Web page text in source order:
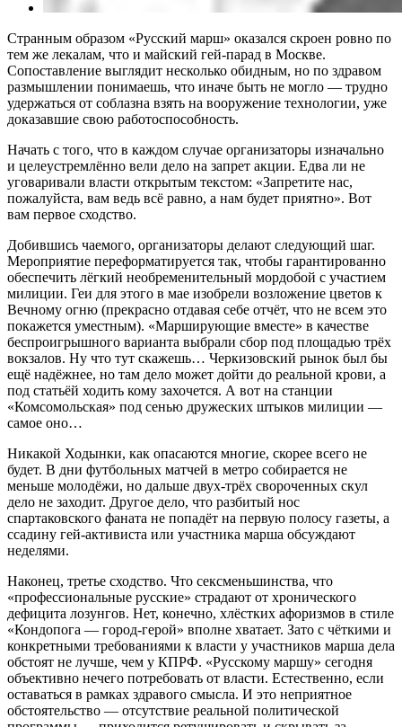
Странным образом «Русский марш» оказался скроен ровно по
тем же лекалам, что и майский гей-парад в Москве.
Сопоставление выглядит несколько обидным, но по здравом
размышлении понимаешь, что иначе быть не могло — трудно
удержаться от соблазна взять на вооружение технологии, уже
доказавшие свою работоспособность.
Начать с того, что в каждом случае организаторы изначально
и целеустремлённо вели дело на запрет акции. Едва ли не
уговаривали власти открытым текстом: «Запретите нас,
пожалуйста, вам ведь всё равно, а нам будет приятно». Вот
вам первое сходство.
Добившись чаемого, организаторы делают следующий шаг.
Мероприятие переформатируется так, чтобы гарантированно
обеспечить лёгкий необременительный мордобой с участием
милиции. Геи для этого в мае изобрели возложение цветов к
Вечному огню (прекрасно отдавая себе отчёт, что не всем это
покажется уместным). «Марширующие вместе» в качестве
беспроигрышного варианта выбрали сбор под площадью трёх
вокзалов. Ну что тут скажешь… Черкизовский рынок был бы
ещё надёжнее, но там дело может дойти до реальной крови, а
под статьёй ходить кому захочется. А вот на станции
«Комсомольская» под сенью дружеских штыков милиции —
самое оно…
Никакой Ходынки, как опасаются многие, скорее всего не
будет. В дни футбольных матчей в метро собирается не
меньше молодёжи, но дальше двух-трёх свороченных скул
дело не заходит. Другое дело, что разбитый нос
спартаковского фаната не попадёт на первую полосу газеты, а
ссадину гей-активиста или участника марша обсуждают
неделями.
Наконец, третье сходство. Что сексменьшинства, что
«профессиональные русские» страдают от хронического
дефицита лозунгов. Нет, конечно, хлёстких афоризмов в стиле
«Кондопога — город-герой» вполне хватает. Зато с чёткими и
конкретными требованиями к власти у участников марша дела
обстоят не лучше, чем у КПРФ. «Русскому маршу» сегодня
объективно нечего потребовать от власти. Естественно, если
оставаться в рамках здравого смысла. И это неприятное
обстоятельство — отсутствие реальной политической